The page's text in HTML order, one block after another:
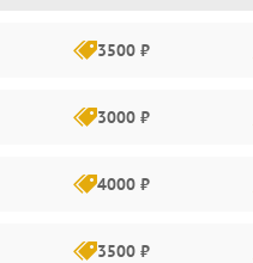
3500 ₽
3000 ₽
4000 ₽
3500 ₽